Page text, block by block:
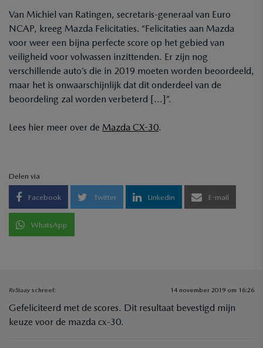
Van Michiel van Ratingen, secretaris-generaal van Euro
NCAP, kreeg Mazda Felicitaties. “Felicitaties aan Mazda
voor weer een bijna perfecte score op het gebied van
veiligheid voor volwassen inzittenden. Er zijn nog
verschillende auto’s die in 2019 moeten worden beoordeeld,
maar het is onwaarschijnlijk dat dit onderdeel van de
beoordeling zal worden verbeterd […]”.
Lees hier meer over de Mazda CX-30.
Delen via
Facebook Twitter Linkedin E-mail
WhatsApp
RvStaay schreef: 14 november 2019 om 16:26
Gefeliciteerd met de scores. Dit resultaat bevestigd mijn
keuze voor de mazda cx-30.